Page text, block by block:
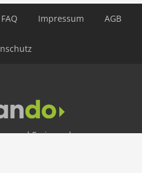
FAQ Impressum AGB
und Ferienwohnungen